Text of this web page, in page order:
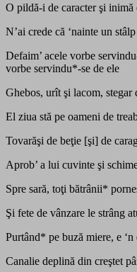
O pildă-i de caracter şi inimă
N’ai crede că ‘nainte un
Defaim’ acele vorbe
vorbe servindu*-se de ele
Ghebos, urît şi lacom, stegar
El ziua stă pe
Tovarăşi de beţie [şi] de
Aprob’ a lui cuvinte şi
Spre sară, toţi bătrânii*
Şi fete de vânzare le strâng
Purtând* pe buză
Canalie deplină din creştet